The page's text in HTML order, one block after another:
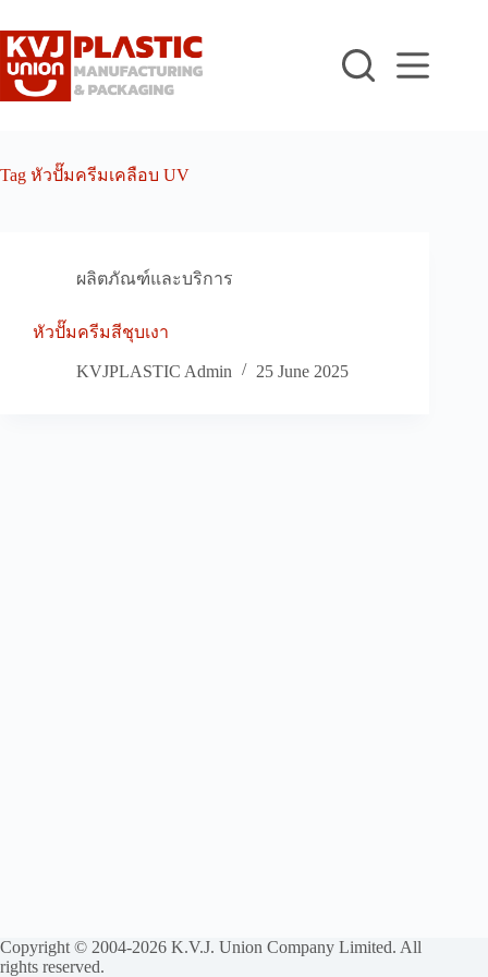
to
content
Tag หัวปั๊มครีมเคลือบ UV
ผลิตภัณฑ์และบริการ
หัวปั๊มครีมสีชุบเงา
KVJPLASTIC Admin 25 June 2025
Copyright © 2004-2026 K.V.J. Union Company Limited. All
rights reserved.